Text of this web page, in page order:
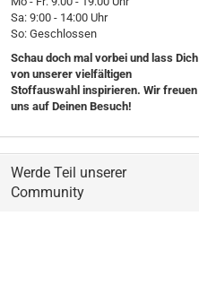
Sa: 9:00 - 14:00 Uhr
So: Geschlossen
Schau doch mal vorbei und lass Dich
von unserer vielfältigen
Stoffauswahl inspirieren. Wir freuen
uns auf Deinen Besuch!
Werde Teil unserer
Community